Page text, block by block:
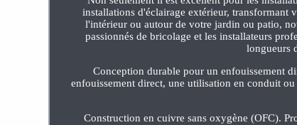
installations d'éclairage extérieur, transformant
l'intérieur ou autour de votre jardin ou patio,
passionnés de bricolage et les installateurs
longueurs
Conception durable pour un enfouissement
enfouissement direct, une utilisation en conduit
Construction en cuivre sans oxygène (OFC).